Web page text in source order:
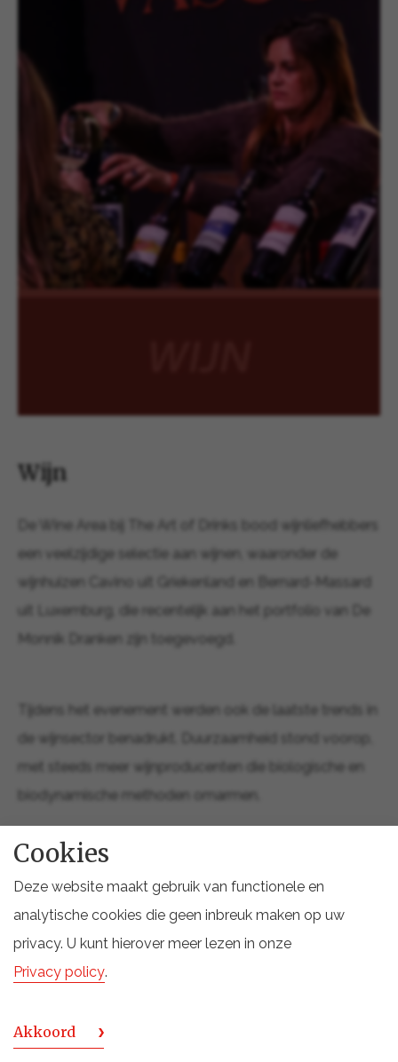
Wijn
De Wine Area bij The Art of Drinks bood wijnliefhebbers
een veelzijdige selectie aan wijnen, waaronder de
wijnhuizen Cavino uit Griekenland en Bernard-Massard
uit Luxemburg, die recentelijk aan het portfolio van De
Monnik Dranken zijn toegevoegd.
Tijdens het evenement werden ook de laatste trends in
de wijnsector benadrukt. Duurzaamheid stond voorop,
met steeds meer wijnproducenten die biologische en
biodynamische methoden omarmen.
Natuurwijnen, zoals Narratur zonder toevoegingen of
met minimale interventie, trokken eveneens de
aandacht. Daarnaast groeide de populariteit van
lichtere, verfrissende wijnen met een lager
alcoholpercentage, in lijn met de vraag naar gezondere
Cookies
Deze website maakt gebruik van functionele en
analytische cookies die geen inbreuk maken op uw
privacy. U kunt hierover meer lezen in onze
Privacy policy.
Akkoord